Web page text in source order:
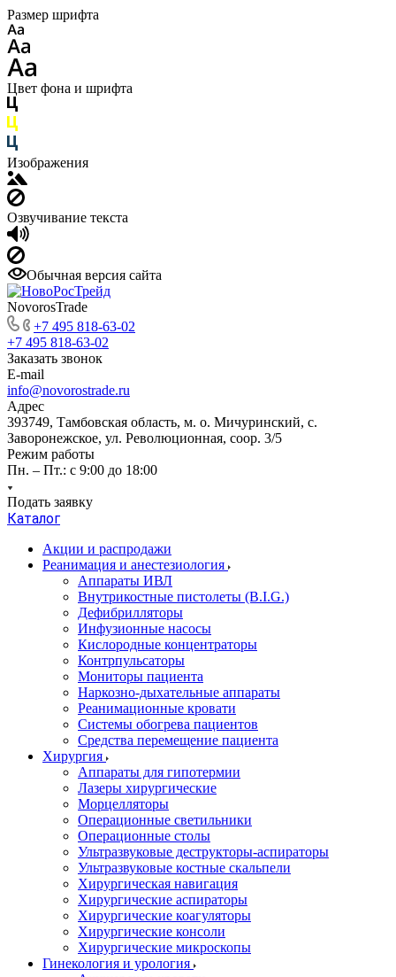
Размер шрифта
Цвет фона и шрифта
Изображения
Озвучивание текста
Обычная версия сайта
NovorosTrade
+7 495 818-63-02
+7 495 818-63-02
Заказать звонок
E-mail
info@novorostrade.ru
Адрес
393749, Тамбовская область, м. о. Мичуринский, с.
Заворонежское, ул. Революционная, соор. 3/5
Режим работы
Пн. – Пт.: с 9:00 до 18:00
Подать заявку
Каталог
Акции и распродажи
Реанимация и анестезиология
Аппараты ИВЛ
Внутрикостные пистолеты (B.I.G.)
Дефибрилляторы
Инфузионные насосы
Кислородные концентраторы
Контрпульсаторы
Мониторы пациента
Наркозно-дыхательные аппараты
Реанимационные кровати
Системы обогрева пациентов
Средства перемещение пациента
Хирургия
Аппараты для гипотермии
Лазеры хирургические
Морцелляторы
Операционные светильники
Операционные столы
Ультразвуковые деструкторы-аспираторы
Ультразвуковые костные скальпели
Хирургическая навигация
Хирургические аспираторы
Хирургические коагуляторы
Хирургические консоли
Хирургические микроскопы
Гинекология и урология